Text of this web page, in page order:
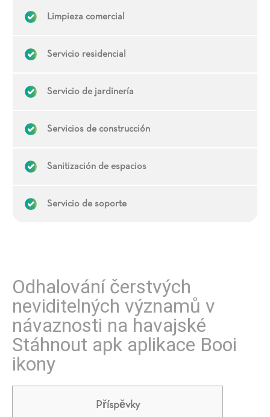
Limpieza comercial
Servicio residencial
Servicio de jardinería
Servicios de construcción
Sanitización de espacios
Servicio de soporte
Odhalování čerstvých
neviditelných významů v
návaznosti na havajské
Stáhnout apk aplikace Booi
ikony
Příspěvky